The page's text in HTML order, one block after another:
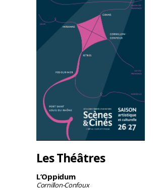
Les Théâtres
L’Oppidum
Cornillon-Confoux